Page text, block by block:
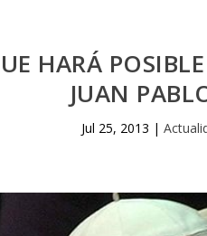
HARÁ
JUAN
Jul 25, 2013 |